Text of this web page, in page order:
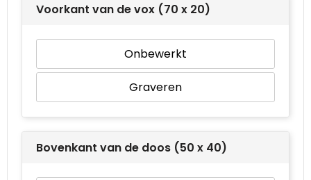
Voorkant van de vox (70 x 20)
Onbewerkt
Graveren
Bovenkant van de doos (50 x 40)